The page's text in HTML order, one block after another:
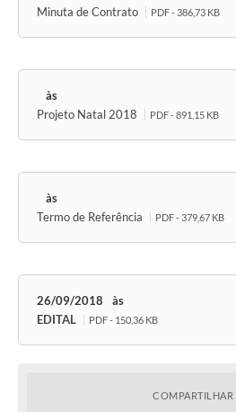
Minuta de Contrato PDF - 386,73 KB
Projeto Natal 2018 PDF - 891,15 KB
Termo de Referência PDF - 379,67 KB
26/09/2018
EDITAL
PDF - 150,36 KB
COMPARTILHAR